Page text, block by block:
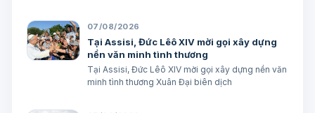
(Mt 17,16) BÀI ĐỌC I (năm II): Kb 1, 12…
07/08/2026
Tại Assisi, Đức Lêô XIV mời gọi xây dựng
nền văn minh tình thương
Tại Assisi, Đức Lêô XIV mời gọi xây dựng nền văn
minh tình thương Xuân Đại biên dịch